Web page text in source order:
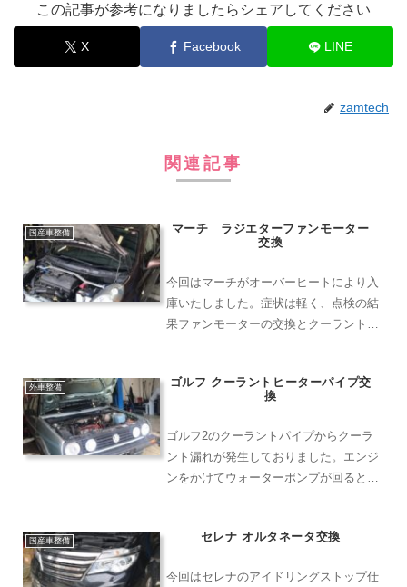
この記事が参考になりましたらシェアしてください
X Facebook LINE
zamtech
関連記事
国産車整備
マーチ ラジエターファンモーター
交換
今回はマーチがオーバーヒートにより入
庫いたしました。症状は軽く、点検の結
果ファンモーターの交換とクーラントの
取り外し、ラジエターを取り出します。
外車整備
ゴルフ クーラントヒーターパイプ交
換
ゴルフ2のクーラントパイプからクーラ
ント漏れが発生しておりました。エンジ
ンをかけてウォーターポンプが回ると勢
はありませんでしたが、新品で部品が取
国産車整備 セレナ オルタネータ交換
今回はセレナのアイドリングストップ仕